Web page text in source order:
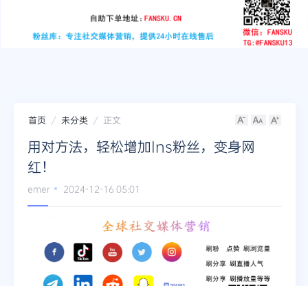
youtube
instagram
首页 未分类 正文
用对方法，轻松增加Ins粉丝，变身网
红！
emer 2024-12-16 05:01